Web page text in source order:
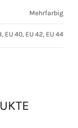
Mehrfarbig
EU 40, EU 42, EU 44